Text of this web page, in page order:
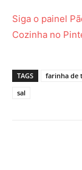
Siga o painel
Cozinha no
TAGS farinha de
sal